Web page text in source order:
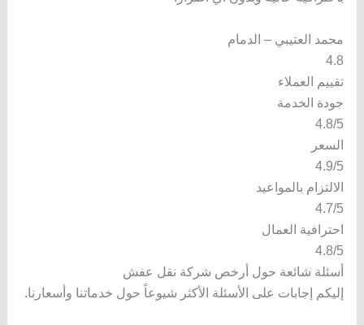
محمد العتيبي – الدمام
4.8
تقييم العملاء
جودة الخدمة
4.8/5
السعر
4.9/5
الالتزام بالمواعيد
4.7/5
احترافية العمال
4.8/5
أسئلة شائعة حول أرخص شركة نقل عفش
إليكم إجابات على الأسئلة الأكثر شيوعاً حول خدماتنا وأسعارنا.